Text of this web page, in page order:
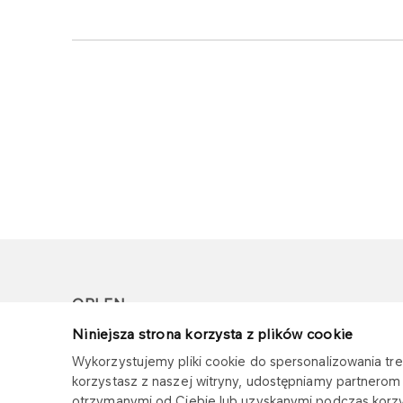
Niniejsza strona korzysta z plików cookie
Wykorzystujemy pliki cookie do spersonalizowania
korzystasz z naszej witryny, udostępniamy
ORLEN
Copyright © 1996-2026
Wszystkie prawa zastrzeżone